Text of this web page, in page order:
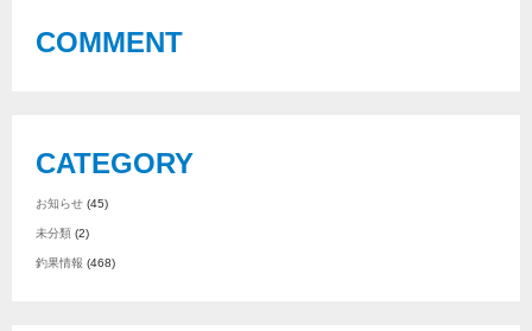
COMMENT
CATEGORY
お知らせ (45)
未分類 (2)
釣果情報 (468)